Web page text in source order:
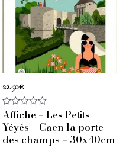
22.50€
Note
0
sur
5
Affiche – Les Petits
Yéyés – Caen la porte
des champs – 30x40cm